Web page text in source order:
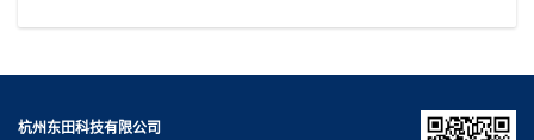
杭州东田科技有限公司